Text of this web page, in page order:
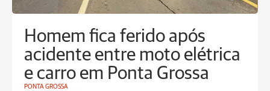
Homem fica ferido após
acidente entre moto elétrica
e carro em Ponta Grossa
PONTA GROSSA